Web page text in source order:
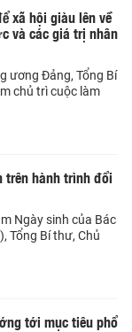
xã hội giàu lên về
và các giá trị nhân
ương Đảng, Tổng Bí
chủ trì cuộc làm
trên hành trình đổi
Ngày sinh của Bác
Tổng Bí thư, Chủ
tới mục tiêu phổ